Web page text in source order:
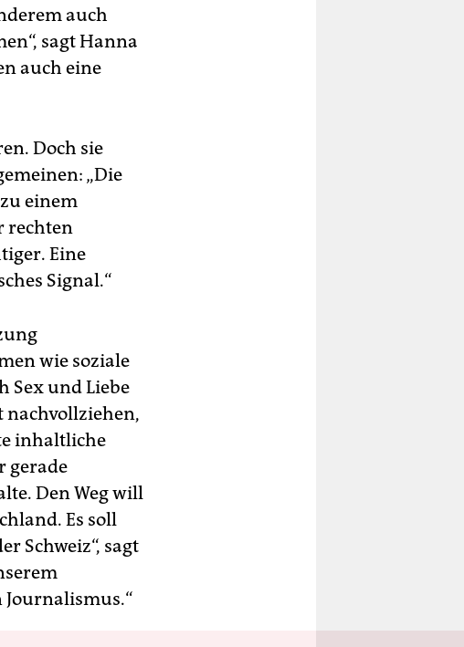
auch
sagt Hanna
auch eine
Doch sie
„Die
einem
rechten
Eine
Signal.“
wie soziale
Sex und Liebe
nachvollziehen,
inhaltliche
gerade
Den Weg will
Es soll
Schweiz“, sagt